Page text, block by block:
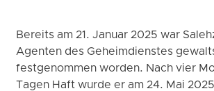
Bereits am 21. Januar 2025 war
Agenten des Geheimdienstes
festgenommen worden. Nach vier
Tagen Haft wurde er am 24. Mai